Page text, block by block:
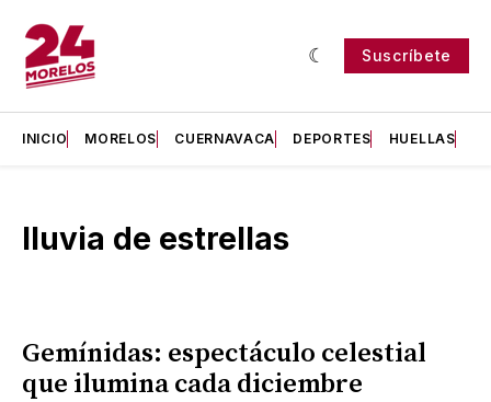
Suscríbete
INICIO MORELOS CUERNAVACA DEPORTES HUELLAS
lluvia de estrellas
Gemínidas: espectáculo celestial
que ilumina cada diciembre